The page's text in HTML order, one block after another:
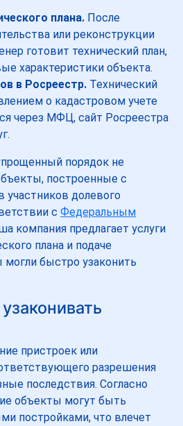
плана. После
или реконструкции
готовит технический план,
характеристики объекта.
в Росреестр. Технический
о кадастровом учете
через МФЦ, сайт Росреестра
порядок не
построенные с
участников долевого
с Федеральным
компания предлагает услуги
плана и подаче
быстро узаконить
пристроек или
разрешения
последствия. Согласно
объекты могут быть
постройками, что влечет